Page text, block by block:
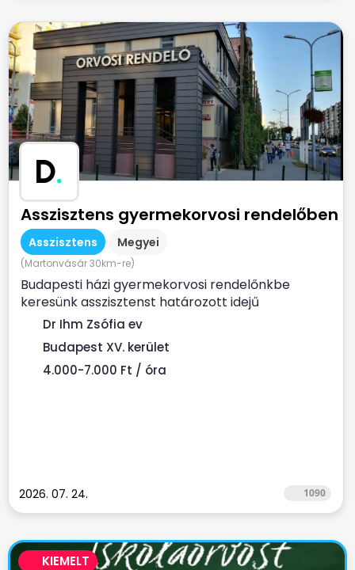
D.
Asszisztens gyermekorvosi rendelőben
Asszisztens Megyei
(Martonvásár 30km-re)
Budapesti házi gyermekorvosi rendelőnkbe
keresünk asszisztenst határozott idejű
munkaszerződéssel. Ha...
Dr Ihm Zsófia ev
Budapest XV. kerület
4.000-7.000 Ft / óra
2026. 07. 24. 1090
KIEMELT